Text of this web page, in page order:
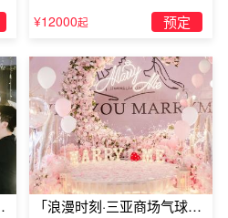
面来看看小编分享的热气球浪漫求婚方
婚——热气球求婚
透。有没有想过某一天，要伸手去触摸
天白云；有没有曾幻想过带着恋人，乘
在天空上方，拿出戒指向心爱的人求
大家介绍一下热气球求婚的流程。桂林怎么用气球布置求婚场景？布置气球求婚场景方案
布置求婚场景？爱情时而像月光一样温
太阳一样璀璨夺目。它是爱神嘴角轻轻
过柳树微微的凉意，更是一曲超凡脱俗
最动人的诗篇。下面是浪漫优品整理的
景方案，一起来看看吧~ 广州浪漫的商场气球求婚创意，商场气球求婚创意点子推荐
可能很多男士都会表现出一脸苦逼的样
一直这样拖着也不好，人生大事得解
¥12000起 预定
「浪漫时刻·三亚商场气球雨